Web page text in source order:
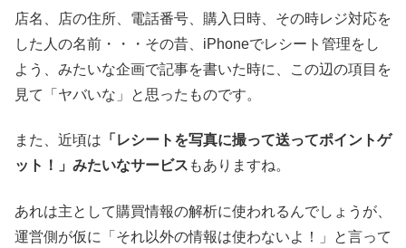
店名、店の住所、電話番号、購入日時、その時レジ対応を
した人の名前・・・その昔、iPhoneでレシート管理をし
よう、みたいな企画で記事を書いた時に、この辺の項目を
見て「ヤバいな」と思ったものです。
また、近頃は 「レシートを写真に撮って送ってポイントゲ
ット！」みたいなサービス もありますね。
あれは主として購買情報の解析に使われるんでしょうが、
運営側が仮に「それ以外の情報は使わないよ！」と言って